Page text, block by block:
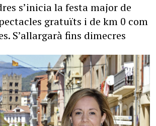
s’inicia la festa major de
gratuïts i de km 0 com
S’allargarà fins dimecres